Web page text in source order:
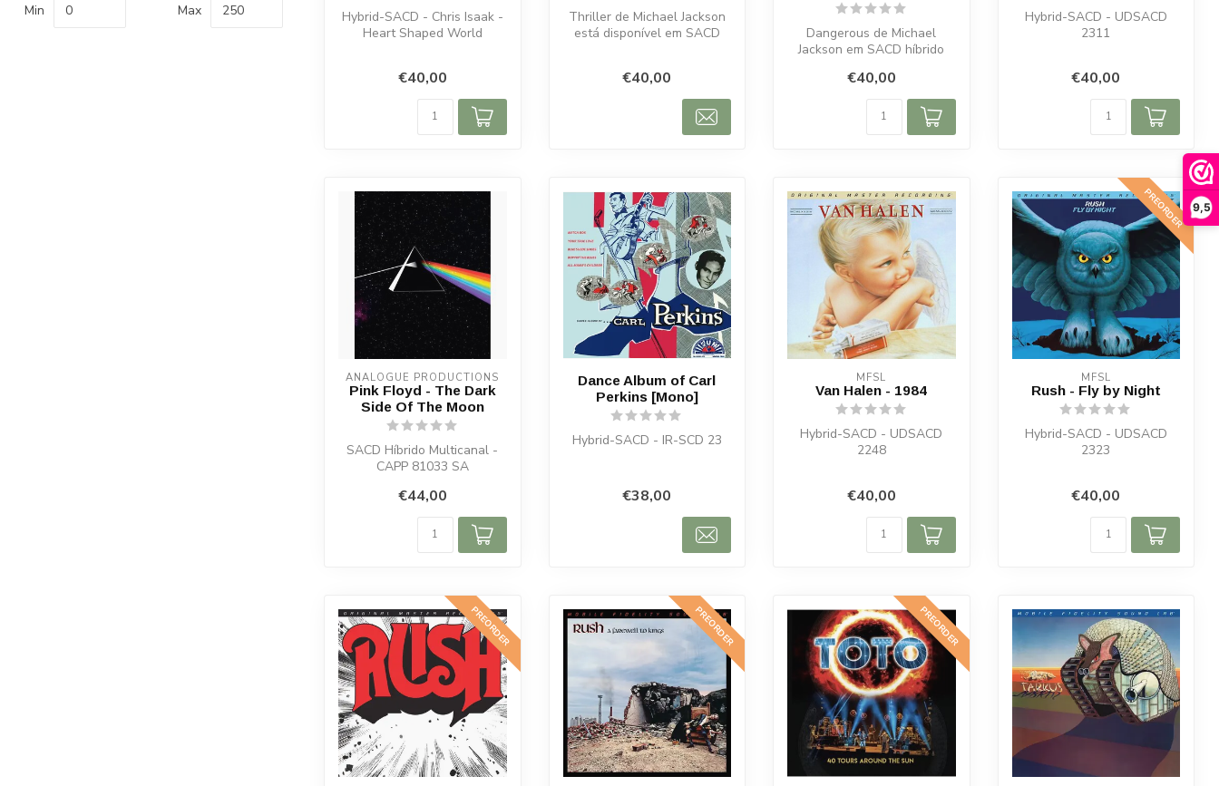
9,5
Min Max
Hybrid-SACD - Chris Isaak -
Heart Shaped World
€40,00
Thriller de Michael Jackson
está disponível em SACD
€40,00
Dangerous de Michael
Jackson em SACD híbrido
proveniente dos m...
€40,00
Hybrid-SACD - UDSACD
2311
€40,00
ANALOGUE PRODUCTIONS
Pink Floyd - The Dark
Side Of The Moon
SACD Híbrido Multicanal -
CAPP 81033 SA
€44,00
Dance Album of Carl
Perkins [Mono]
Hybrid-SACD - IR-SCD 23
€38,00
MFSL
Van Halen - 1984
Hybrid-SACD - UDSACD
2248
€40,00
PREORDER
MFSL
Rush - Fly by Night
Hybrid-SACD - UDSACD
2323
€40,00
PREORDER PREORDER PREORDER